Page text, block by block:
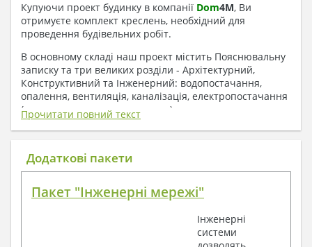
Купуючи проект будинку в компанії Dom4M, Ви
отримуєте комплект креслень, необхідний для
проведення будівельних робіт.
В основному складі наш проект містить Пояснювальну
записку та три великих розділи - Архітектурний,
Конструктивний та Інженерний: водопостачання,
опалення, вентиляція, каналізація, електропостачання
( купується за додаткову плату ).
1. До складу Архітектурного розділу
входять:
План покрівлі
Фасади з даними зовнішніх оздоблень
Елементи прорізів – специфікація
Прочитати повний текст
Додаткові пакети
Пакет "Інженерні мережі"
Інженерні
системи